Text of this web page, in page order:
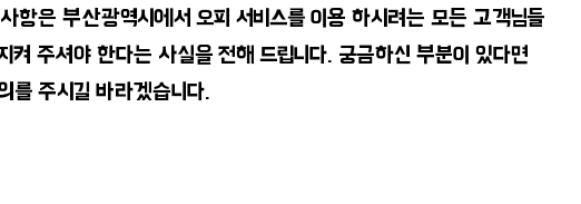
항은 부산광역시에서 오피 서비스를 이용 하시려는 모든 고객님들
켜 주셔야 한다는 사실을 전해 드립니다. 궁금하신 부분이 있다면
를 주시길 바라겠습니다.